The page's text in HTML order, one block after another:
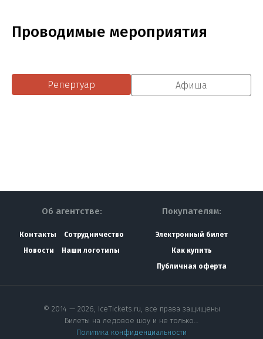
Проводимые мероприятия
Репертуар Афиша
Об агентстве:
Контакты
Сотрудничество
Новости
Наши логотипы
Покупателям:
Электронный билет
Как купить
Публичная оферта
© 2014 — 2026, IceTickets.ru, все права защищены
Билеты на ледовое шоу и не только…
Политика конфиденциальности